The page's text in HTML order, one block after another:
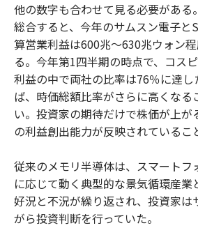
他の数字も合わせて見る必要がある
総合すると、今年のサムスン電子と
算営業利益は600兆〜630兆ウォン
る。今年第1四半期の時点で、コス
利益の中で両社の比率は76％に達
ば、時価総額比率がさらに高くなる
い。投資家の期待だけで株価が上
の利益創出能力が反映されているこ
従来のメモリ半導体は、スマートフ
に応じて動く典型的な景気循環産業
好況と不況が繰り返され、投資家は
がら投資判断を行っていた。